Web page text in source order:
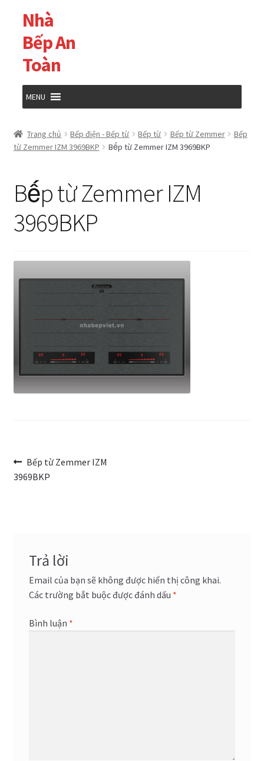
Đi
đến
Điều
hướng
Chuyển
đến
nội
dung
Nhà
Bếp An
Toàn
MENU
Giỏ hàng
Tài khoản của tôi
Trang Mẫu
Trang chủ Bếp điện - Bếp từ Bếp từ Bếp từ Zemmer
Bếp
từ Zemmer IZM 3969BKP
Bếp từ Zemmer IZM 3969BKP
Bếp từ Zemmer IZM
3969BKP
Điều
hướng
Bài
trước:
Bếp từ Zemmer IZM
3969BKP
Trả lời
Email của bạn sẽ không được hiển thị công khai.
Các trường bắt buộc được đánh dấu *
Bình luận *